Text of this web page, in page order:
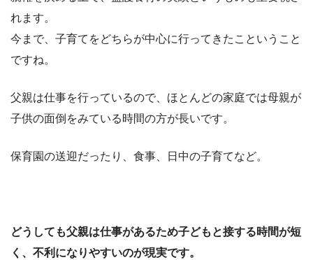
れます。
今まで、子育てをどちらが中心に行ってきたこということ
ですね。
父親は仕事を行っているので、ほとんどの家庭では母親が
子供の面倒をみている時間の方が長いです。
保育園の送迎だったり、食事、日中の子育てなど。
どうしても父親は仕事があるため子どもと接する時間が短
く、不利になりやすいのが現実です。